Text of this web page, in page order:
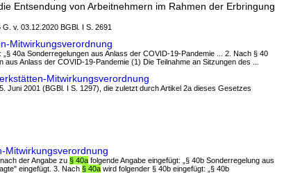
Entsendung von Arbeitnehmern im Rahmen der Erbringung
v. 03.12.2020 BGBl. I S. 2691
Mitwirkungsverordnung
„§ 40a Sonderregelungen aus Anlass der COVID-19-Pandemie ... 2. Nach § 40
aus Anlass der COVID-19-Pandemie (1) Die Teilnahme an Sitzungen des ...
Mitwirkungsverordnung
Juni 2001 (BGBl. I S. 1297), die zuletzt durch Artikel 2a dieses Gesetzes
Mitwirkungsverordnung
der Angabe zu § 40a folgende Angabe eingefügt: „§ 40b Sonderregelung aus
eingefügt. 3. Nach § 40a wird folgender § 40b eingefügt: „§ 40b